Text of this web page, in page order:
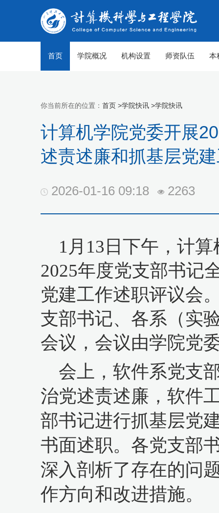
首页 学院概况 机构设置 师资队伍 本
你当前所在的位置： 首页 >学院快讯 >学院快讯
计算机学院党委开展
述责述廉和抓基层党
2026-01-16 09:18 2263
1月13日下午，计
2025年度党支部书记
党建工作述职评议会
支部书记、各系（实
会议，会议由学院党
会上，软件系党支
治党述责述廉，软件
部书记进行抓基层党
书面述职。各党支部
深入剖析了存在的问
作方向和改进措施。